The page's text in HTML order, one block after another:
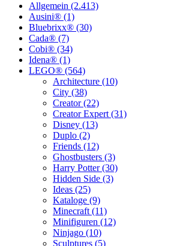
Allgemein (2.413)
Ausini® (1)
Bluebrixx® (30)
Cada® (7)
Cobi® (34)
Idena® (1)
LEGO® (564)
Architecture (10)
City (38)
Creator (22)
Creator Expert (31)
Disney (13)
Duplo (2)
Friends (12)
Ghostbusters (3)
Harry Potter (30)
Hidden Side (3)
Ideas (25)
Kataloge (9)
Minecraft (11)
Minifiguren (12)
Ninjago (10)
Sculptures (5)